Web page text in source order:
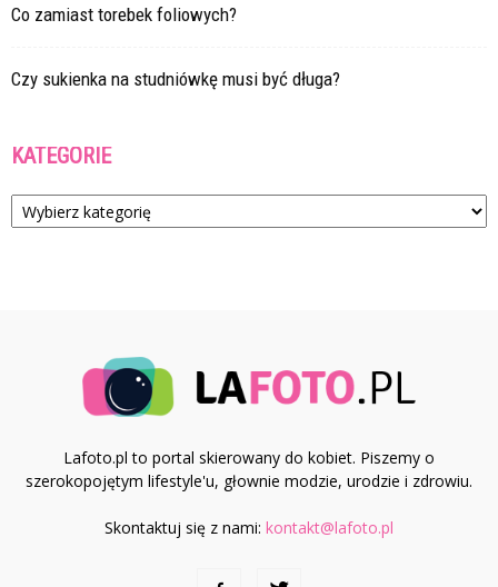
Co zamiast torebek foliowych?
Czy sukienka na studniówkę musi być długa?
KATEGORIE
Kategorie
Lafoto.pl to portal skierowany do kobiet. Piszemy o
szerokopojętym lifestyle'u, głownie modzie, urodzie i zdrowiu.
Skontaktuj się z nami: kontakt@lafoto.pl